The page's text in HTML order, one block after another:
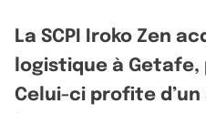
La SCPI Iroko Zen
logistique à Getafe,
Celui-ci profite